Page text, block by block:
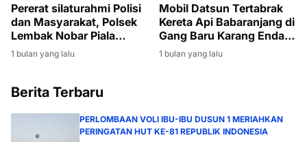
Pererat silaturahmi Polisi
dan Masyarakat, Polsek
Lembak Nobar Piala
Dunia 2026
1 bulan yang lalu
Mobil Datsun Tertabrak
Kereta Api Babaranjang di
Gang Baru Karang Endah,
Sopir Selamat
1 bulan yang lalu
Berita Terbaru
PERLOMBAAN VOLI IBU-IBU DUSUN 1 MERIAHKAN
PERINGATAN HUT KE-81 REPUBLIK INDONESIA